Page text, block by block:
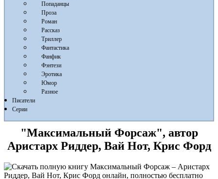
Попаданцы
Проза
Роман
Рассказ
Триллер
Фантастика
Фанфик
Фэнтези
Эротика
Юмор
Разное
Писатели
Серии
"Максимальный Форсаж", автор
Аристарх Риддер, Вай Нот, Крис Форд